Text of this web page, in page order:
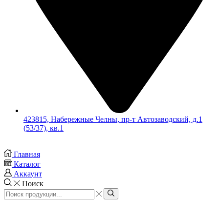
423815, Набережные Челны, пр-т Автозаводский, д.1
(53/37), кв.1
Главная
Каталог
Аккаунт
Поиск
Search
input
Search